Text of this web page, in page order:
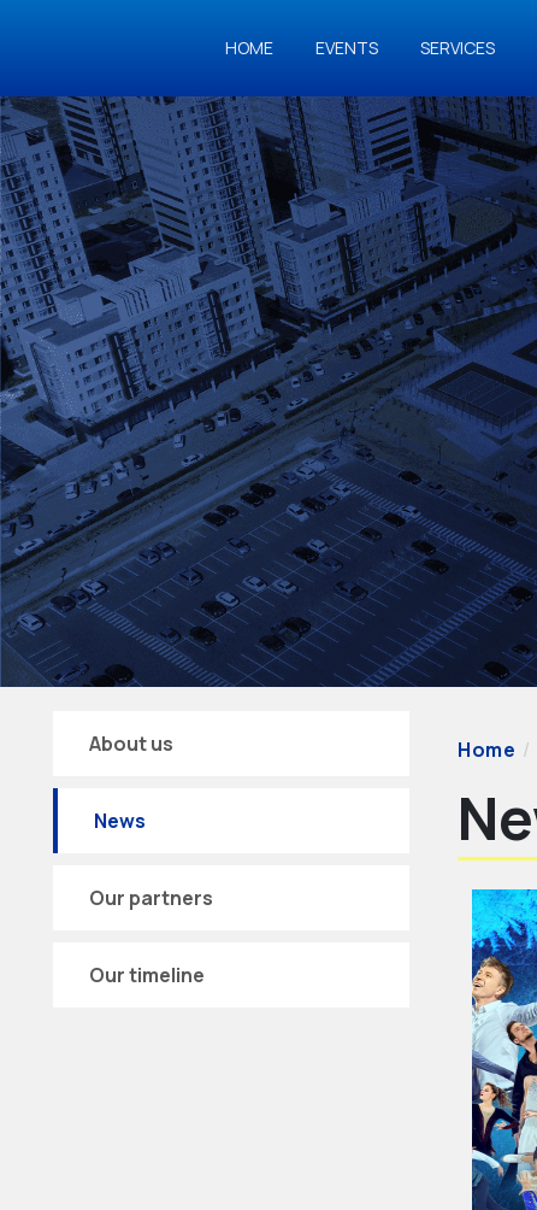
HOME EVENTS SERVICES
About us
News
Our partners
Our timeline
Home